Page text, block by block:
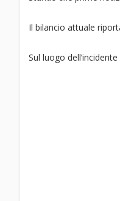
Il bilancio attuale
Sul luogo